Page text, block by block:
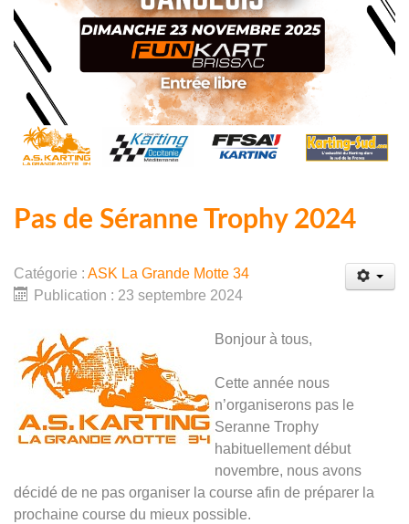
Pas de Séranne Trophy 2024
Catégorie : ASK La Grande Motte 34
Publication : 23 septembre 2024
Bonjour à tous,
Cette année nous
n’organiserons pas le
Seranne Trophy
habituellement début
novembre, nous avons
décidé de ne pas organiser la course afin de préparer la
prochaine course du mieux possible.